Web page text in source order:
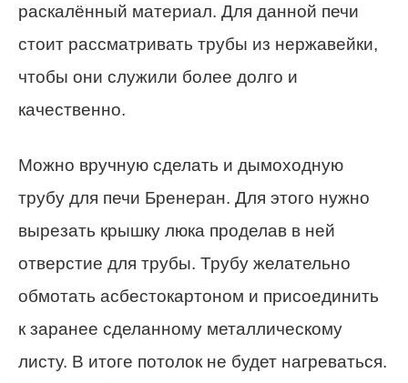
раскалённый материал. Для данной печи
стоит рассматривать трубы из нержавейки,
чтобы они служили более долго и
качественно.
Можно вручную сделать и дымоходную
трубу для печи Бренеран. Для этого нужно
вырезать крышку люка проделав в ней
отверстие для трубы. Трубу желательно
обмотать асбестокартоном и присоединить
к заранее сделанному металлическому
листу. В итоге потолок не будет нагреваться.